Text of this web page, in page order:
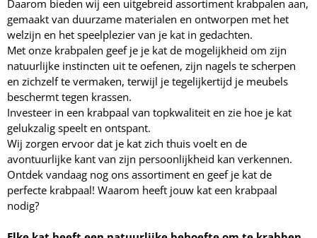
Daarom bieden wij een uitgebreid assortiment krabpalen aan,
gemaakt van duurzame materialen en ontworpen met het
welzijn en het speelplezier van je kat in gedachten.
Met onze krabpalen geef je je kat de mogelijkheid om zijn
natuurlijke instincten uit te oefenen, zijn nagels te scherpen
en zichzelf te vermaken, terwijl je tegelijkertijd je meubels
beschermt tegen krassen.
Investeer in een krabpaal van topkwaliteit en zie hoe je kat
gelukzalig speelt en ontspant.
Wij zorgen ervoor dat je kat zich thuis voelt en de
avontuurlijke kant van zijn persoonlijkheid kan verkennen.
Ontdek vandaag nog ons assortiment en geef je kat de
perfecte krabpaal! Waarom heeft jouw kat een krabpaal
nodig?